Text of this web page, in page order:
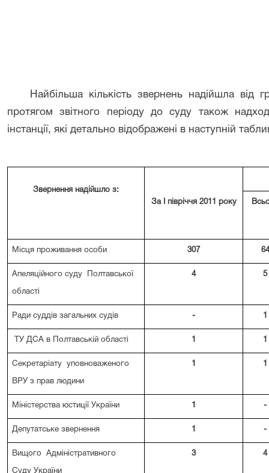
Найбільша кількість звернень надійшла
протягом звітного періоду до суду також
інстанції, які детально відображені в наступній
Звернення надійшло з:
За І півріччя 2011 року
Місця проживання особи 307 64
Апеляційного суду Полтавської
області
4 5
Ради суддів загальних судів - 1
ТУ ДСА в Полтавській області 1 1
Секретаріату уповноваженого
ВРУ з прав людини
1 1
Міністерства юстиції України 1 -
Депутатське звернення 1 -
Вищого Адміністративного
Суду України
3 4